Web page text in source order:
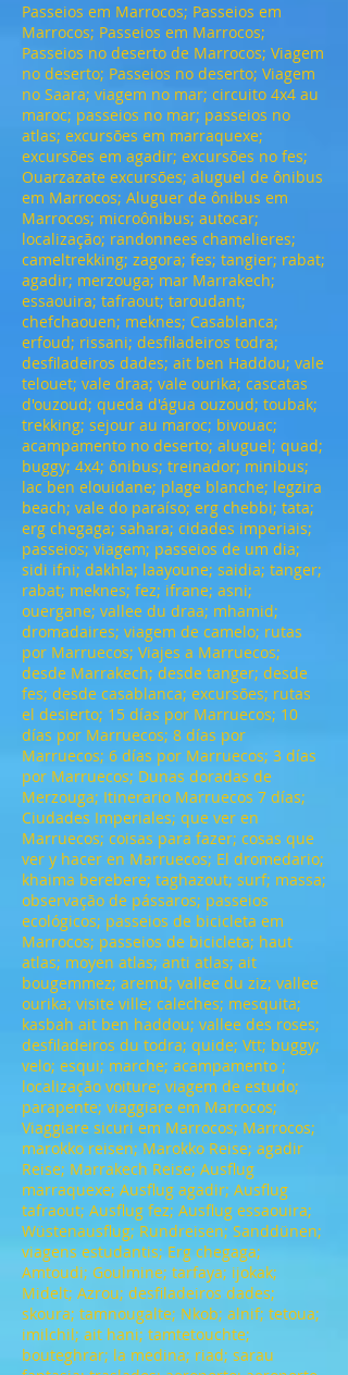
Passeios em Marrocos; Passeios em
Marrocos; Passeios em Marrocos;
Passeios no deserto de Marrocos; Viagem
no deserto; Passeios no deserto; Viagem
no Saara; viagem no mar; circuito 4x4 au
maroc; passeios no mar; passeios no
atlas; excursões em marraquexe;
excursões em agadir; excursões no fes;
Ouarzazate excursões; aluguel de ônibus
em Marrocos; Aluguer de ônibus em
Marrocos; microônibus; autocar;
localização; randonnees chamelieres;
cameltrekking; zagora; fes; tangier; rabat;
agadir; merzouga; mar Marrakech;
essaouira; tafraout; taroudant;
chefchaouen; meknes; Casablanca;
erfoud; rissani; desfiladeiros todra;
desfiladeiros dades; ait ben Haddou; vale
telouet; vale draa; vale ourika; cascatas
d'ouzoud; queda d'água ouzoud; toubak;
trekking; sejour au maroc; bivouac;
acampamento no deserto; aluguel; quad;
buggy; 4x4; ônibus; treinador; minibus;
lac ben elouidane; plage blanche; legzira
beach; vale do paraíso; erg chebbi; tata;
erg chegaga; sahara; cidades imperiais;
passeios; viagem; passeios de um dia;
sidi ifni; dakhla; laayoune; saidia; tanger;
rabat; meknes; fez; ifrane; asni;
ouergane; vallee du draa; mhamid;
dromadaires; viagem de camelo; rutas
por Marruecos; Viajes a Marruecos;
desde Marrakech; desde tanger; desde
fes; desde casablanca; excursões; rutas
el desierto; 15 días por Marruecos; 10
días por Marruecos; 8 días por
Marruecos; 6 días por Marruecos; 3 días
por Marruecos; Dunas doradas de
Merzouga; Itinerario Marruecos 7 días;
Ciudades Imperiales; que ver en
Marruecos; coisas para fazer; cosas que
ver y hacer en Marruecos; El dromedario;
khaima berebere; taghazout; surf; massa;
observação de pássaros; passeios
ecológicos; passeios de bicicleta em
Marrocos; passeios de bicicleta; haut
atlas; moyen atlas; anti atlas; ait
bougemmez; aremd; vallee du ziz; vallee
ourika; visite ville; caleches; mesquita;
kasbah ait ben haddou; vallee des roses;
desfiladeiros du todra; quide; Vtt; buggy;
velo; esqui; marche; acampamento ;
localização voiture; viagem de estudo;
parapente; viaggiare em Marrocos;
Viaggiare sicuri em Marrocos; Marrocos;
marokko reisen; Marokko Reise; agadir
Reise; Marrakech Reise; Ausflug
marraquexe; Ausflug agadir; Ausflug
tafraout; Ausflug fez; Ausflug essaouira;
Wüstenausflug; Rundreisen; Sanddünen;
viagens estudantis; Erg chegaga;
Amtoudi; Goulmine; tarfaya; ijokak;
Midelt; Azrou; desfiladeiros dades;
skoura; tamnougalte; Nkob; alnif; tetoua;
imilchil; ait hani; tamtetouchte;
bouteghrar; la medina; riad; sarau